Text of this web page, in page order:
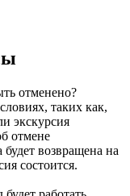
отменено?
таких как,
экскурсия
отмене
возвращена на
состоится.